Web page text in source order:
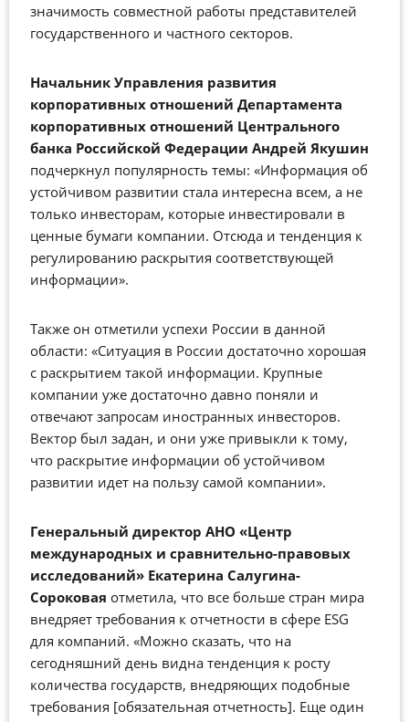
значимость совместной работы представителей
государственного и частного секторов.
Начальник Управления развития
корпоративных отношений Департамента
корпоративных отношений Центрального
банка Росcийской Федерации Андрей Якушин
подчеркнул популярность темы: «Информация об
устойчивом развитии стала интересна всем, а не
только инвесторам, которые инвестировали в
ценные бумаги компании. Отсюда и тенденция к
регулированию раскрытия соответствующей
информации».
Также он отметили успехи России в данной
области: «Ситуация в России достаточно хорошая
с раскрытием такой информации. Крупные
компании уже достаточно давно поняли и
отвечают запросам иностранных инвесторов.
Вектор был задан, и они уже привыкли к тому,
что раскрытие информации об устойчивом
развитии идет на пользу самой компании».
Генеральный директор АНО «Центр
международных и сравнительно-правовых
исследований» Екатерина Салугина-
Сороковая отметила, что все больше стран мира
внедряет требования к отчетности в сфере ESG
для компаний. «Можно сказать, что на
сегодняшний день видна тенденция к росту
количества государств, внедряющих подобные
требования [обязательная отчетность]. Еще один